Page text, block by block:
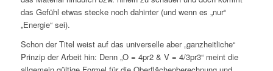
das Gefühl etwas stecke noch dahinter (und wenn es „nur“
„Energie“ sei).
Schon der Titel weist auf das universelle aber „ganzheitliche“
Prinzip der Arbeit hin: Denn „O = 4pr2 & V = 4/3pr3“ meint die